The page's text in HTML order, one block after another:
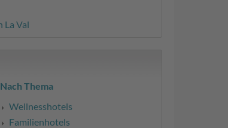
La Val
Nach Thema
Wellnesshotels
Familienhotels